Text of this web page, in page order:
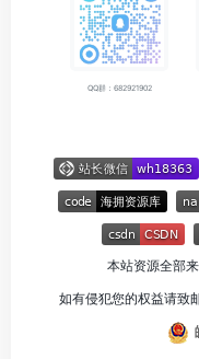
QQ群：682921902
本站资源全部
如有侵犯您的权益请